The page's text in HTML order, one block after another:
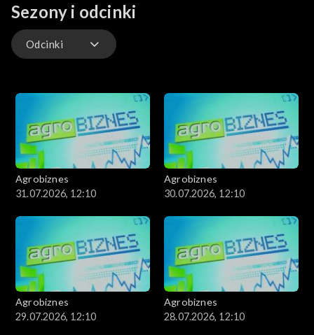
Sezony i odcinki
Odcinki
Agrobiznes
31.07.2026, 12:10
Agrobiznes
30.07.2026, 12:10
Agrobiznes
29.07.2026, 12:10
Agrobiznes
28.07.2026, 12:10